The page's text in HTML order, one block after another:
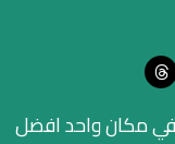
في مكان واحد افضل